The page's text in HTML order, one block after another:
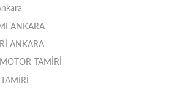
ANKARA
ANKARA
TAMİRİ